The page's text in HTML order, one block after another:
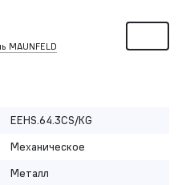
MAUNFELD
EEHS.64.3CS/KG
Механическое
Металл